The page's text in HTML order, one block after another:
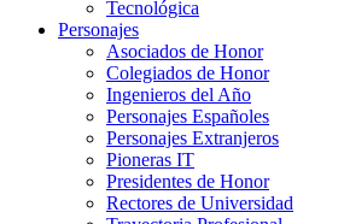
Tecnológica
Personajes
Asociados de Honor
Colegiados de Honor
Ingenieros del Año
Personajes Españoles
Personajes Extranjeros
Pioneras IT
Presidentes de Honor
Rectores de Universidad